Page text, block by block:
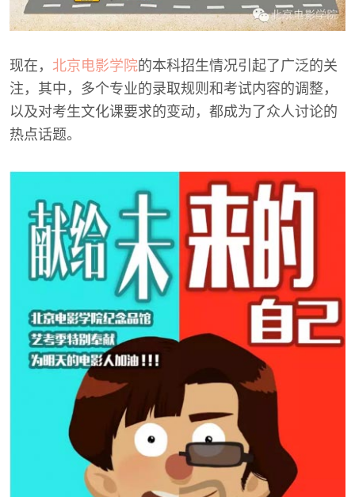
现在， 北京电影学院的本科招生情况引起了广泛的关
注，其中，多个专业的录取规则和考试内容的调整，
以及对考生文化课要求的变动，都成为了众人讨论的
热点话题。